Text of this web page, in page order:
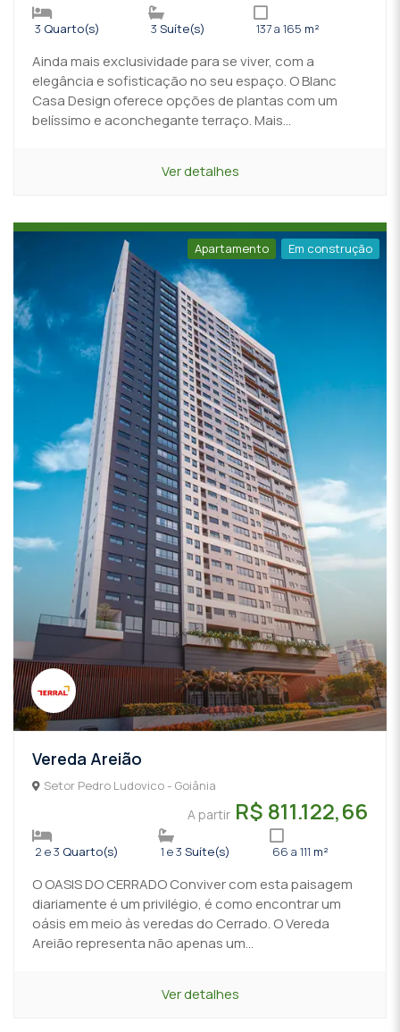
3 Quarto(s) 3 Suíte(s) 137 a 165 m²
Ainda mais exclusividade para se viver, com a
elegância e sofisticação no seu espaço. O Blanc
Casa Design oferece opções de plantas com um
belíssimo e aconchegante terraço. Mais...
Ver detalhes
Apartamento Em construção
Vereda Areião
Setor Pedro Ludovico - Goiânia
A partir R$ 811.122,66
2 e 3 Quarto(s) 1 e 3 Suíte(s) 66 a 111 m²
O OASIS DO CERRADO Conviver com esta paisagem
diariamente é um privilégio, é como encontrar um
oásis em meio às veredas do Cerrado. O Vereda
Areião representa não apenas um...
Ver detalhes